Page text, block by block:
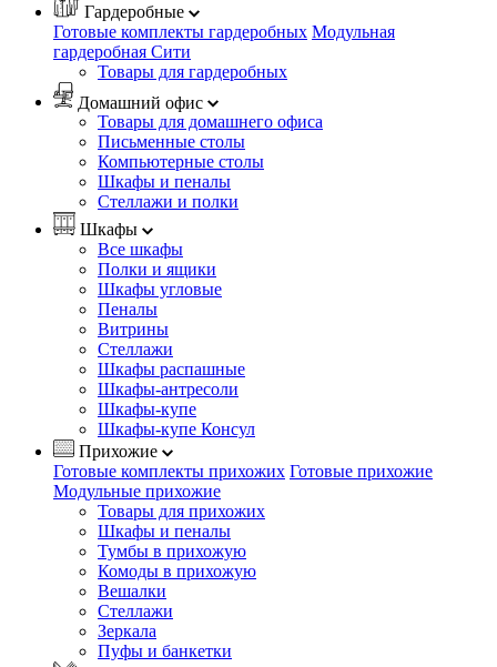
Гардеробные
Готовые комплекты гардеробных Модульная
гардеробная Сити
Товары для гардеробных
Домашний офис
Товары для домашнего офиса
Письменные столы
Компьютерные столы
Шкафы и пеналы
Стеллажи и полки
Шкафы
Все шкафы
Полки и ящики
Шкафы угловые
Пеналы
Витрины
Стеллажи
Шкафы распашные
Шкафы-антресоли
Шкафы-купе
Шкафы-купе Консул
Прихожие
Готовые комплекты прихожих Готовые прихожие
Модульные прихожие
Товары для прихожих
Шкафы и пеналы
Тумбы в прихожую
Комоды в прихожую
Вешалки
Стеллажи
Зеркала
Пуфы и банкетки